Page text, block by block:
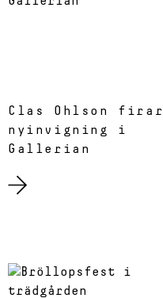
Clas Ohlson firar
nyinvigning i
Gallerian